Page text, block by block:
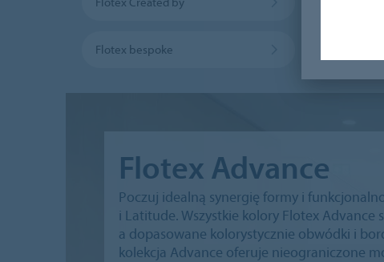
Flotex bespoke
Flotex Advance
Poczuj idealną synergię formy i
i Latitude. Wszystkie kolory Flotex Advance
a dopasowane kolorystycznie obwódki i
kolekcja Advance oferuje nieograniczone